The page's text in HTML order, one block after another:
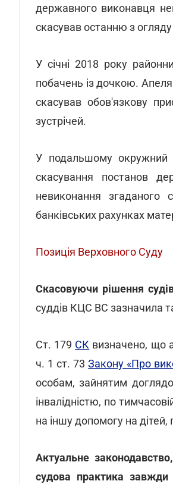
державного виконавця
скасував останню з
У січні 2018 року
побачень із дочкою.
скасував обов'язкову
зустрічей.
У подальшому окружний
скасування постанов
невиконання
банківських рахунках
Позиція Верховного Суду
Скасовуючи рішення
суддів КЦС ВС зазначила
Ст. 179 СК визначено, що
ч. 1 ст. 73Закону «Про
особам, зайнятим
інвалідністю, по
на іншу допомогу на
Актуальне
судова практика завжди